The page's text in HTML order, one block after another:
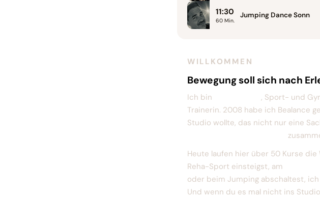
11:30
60 Min.
Jumping Dance Sonn
WILLKOMMEN
Bewegung soll sich nach
Ich bin
, Sport- und
Trainerin. 2008 habe ich Bealance
Studio wollte, das nicht nur eine
Heute laufen hier über 50 Kurse
Reha-Sport einsteigst, am
oder beim Jumping abschaltest,
Und wenn du es mal nicht ins